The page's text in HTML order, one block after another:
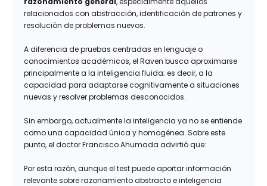
relacionados con abstracción, identificación de patrones y
resolución de problemas nuevos.
A diferencia de pruebas centradas en lenguaje o
conocimientos académicos, el Raven busca aproximarse
principalmente a la inteligencia fluida; es decir, a la
capacidad para adaptarse cognitivamente a situaciones
nuevas y resolver problemas desconocidos.
Sin embargo, actualmente la inteligencia ya no se entiende
como una capacidad única y homogénea. Sobre este
punto, el doctor Francisco Ahumada advirtió que:
Por esta razón, aunque el test puede aportar información
relevante sobre razonamiento abstracto e inteligencia